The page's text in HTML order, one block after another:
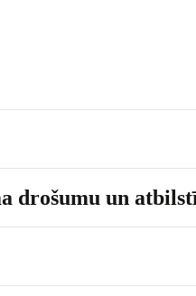
drošumu un